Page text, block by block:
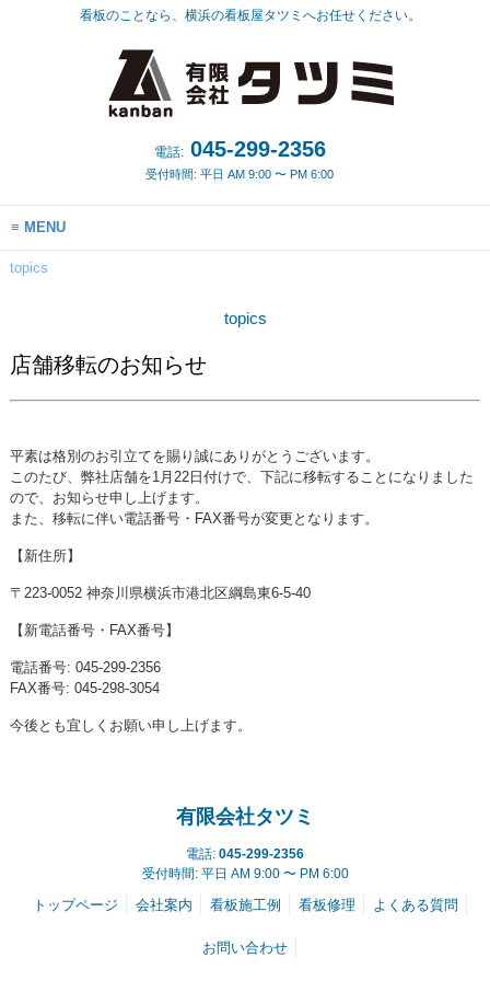
看板のことなら、横浜の看板屋タツミへお任せください。
電話:045-299-2356
受付時間: 平日 AM 9:00 〜 PM 6:00
MENU
topics
topics
店舗移転のお知らせ
平素は格別のお引立てを賜り誠にありがとうございます。
このたび、弊社店舗を1月22日付けで、下記に移転することになりました
ので、お知らせ申し上げます。
また、移転に伴い電話番号・FAX番号が変更となります。
【新住所】
〒223-0052 神奈川県横浜市港北区綱島東6-5-40
【新電話番号・FAX番号】
電話番号: 045-299-2356
FAX番号: 045-298-3054
今後とも宜しくお願い申し上げます。
有限会社タツミ
電話: 045-299-2356
受付時間: 平日 AM 9:00 〜 PM 6:00
トップページ 会社案内 看板施工例 看板修理 よくある質問
お問い合わせ